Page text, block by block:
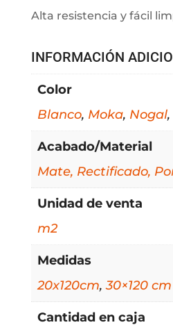
Alta resistencia y fácil
INFORMACIÓN
Color
Blanco, Moka, Nogal,
Acabado/Material
Mate, Rectificado,
Unidad de venta
m2
Medidas
20x120cm,30×120 cm
Cantidad en caja